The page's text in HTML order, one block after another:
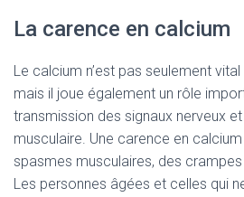
La carence en calcium
Le calcium n’est pas seulement
mais il joue également un rôle
transmission des signaux nerveux
musculaire. Une carence en
spasmes musculaires, des
Les personnes âgées et celles qui